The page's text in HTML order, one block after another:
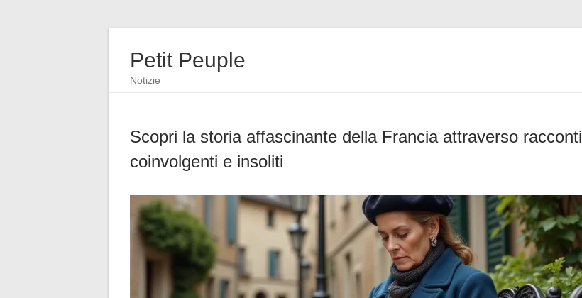
Petit Peuple
Notizie
Scopri la storia affascinante della Francia attraverso racconti
coinvolgenti e insoliti